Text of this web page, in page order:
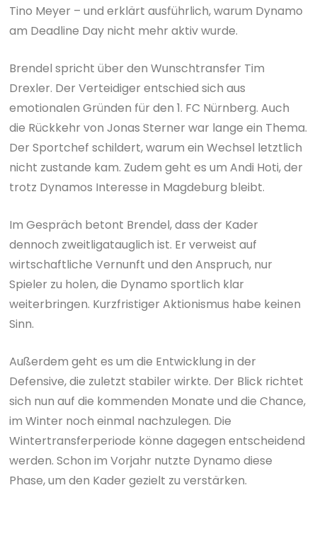
Tino Meyer – und erklärt ausführlich, warum Dynamo
am Deadline Day nicht mehr aktiv wurde.
Brendel spricht über den Wunschtransfer Tim
Drexler. Der Verteidiger entschied sich aus
emotionalen Gründen für den 1. FC Nürnberg. Auch
die Rückkehr von Jonas Sterner war lange ein Thema.
Der Sportchef schildert, warum ein Wechsel letztlich
nicht zustande kam. Zudem geht es um Andi Hoti, der
trotz Dynamos Interesse in Magdeburg bleibt.
Im Gespräch betont Brendel, dass der Kader
dennoch zweitligatauglich ist. Er verweist auf
wirtschaftliche Vernunft und den Anspruch, nur
Spieler zu holen, die Dynamo sportlich klar
weiterbringen. Kurzfristiger Aktionismus habe keinen
Sinn.
Außerdem geht es um die Entwicklung in der
Defensive, die zuletzt stabiler wirkte. Der Blick richtet
sich nun auf die kommenden Monate und die Chance,
im Winter noch einmal nachzulegen. Die
Wintertransferperiode könne dagegen entscheidend
werden. Schon im Vorjahr nutzte Dynamo diese
Phase, um den Kader gezielt zu verstärken.